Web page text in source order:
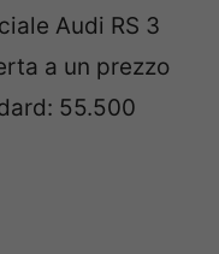
Audi RS 3
a un prezzo
55.500